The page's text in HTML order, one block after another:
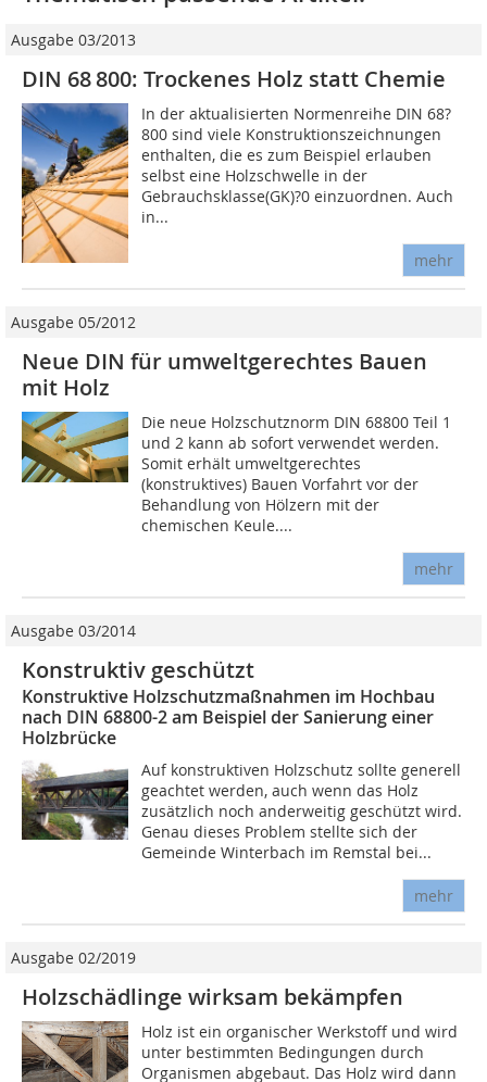
Ausgabe 03/2013
DIN 68 800: Trockenes Holz statt ­Chemie
In der aktualisierten Normenreihe DIN 68?
800 sind viele Konstruktionszeichnungen
enthalten, die es zum Beispiel erlauben
selbst eine Holzschwelle in der
Gebrauchsklasse(GK)?0 einzuordnen. Auch
in...
mehr
Ausgabe 05/2012
Neue DIN für umweltgerechtes Bauen
mit Holz
Die neue Holzschutznorm DIN 68800 Teil 1
und 2 kann ab sofort verwendet werden.
Somit erhält umweltgerechtes
(konstruktives) Bauen Vorfahrt vor der
Behandlung von Hölzern mit der
chemischen Keule....
mehr
Ausgabe 03/2014
Konstruktiv geschützt
Konstruktive Holzschutzmaßnahmen im Hochbau
nach DIN 68800-2 am Beispiel der Sanierung einer
Holzbrücke
Auf konstruktiven Holzschutz sollte generell
geachtet werden, auch wenn das Holz
zusätzlich noch anderweitig geschützt wird.
Genau dieses Problem stellte sich der
Gemeinde Winterbach im Remstal bei...
mehr
Ausgabe 02/2019
Holzschädlinge wirksam bekämpfen
Holz ist ein organischer Werkstoff und wird
unter bestimmten Bedingungen durch
Organismen abgebaut. Das Holz wird dann